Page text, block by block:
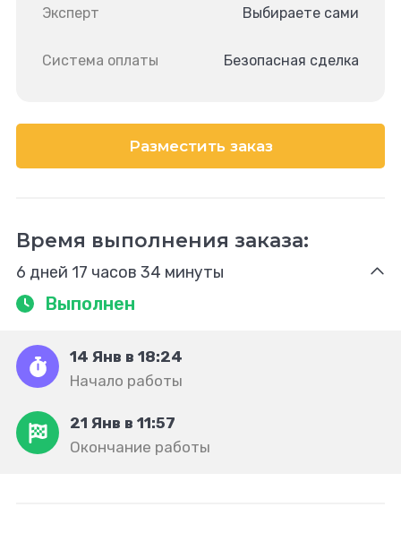
Эксперт Выбираете сами
Система оплаты Безопасная сделка
Разместить заказ
Время выполнения заказа:
6 дней 17 часов 34 минуты
Выполнен
14 Янв в 18:24
Начало работы
21 Янв в 11:57
Окончание работы